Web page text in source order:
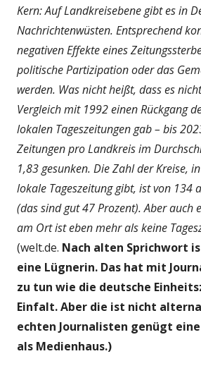
Kern: Auf Landkreisebene gibt es in
Nachrichtenwüsten. Entsprechend
negativen Effekte eines
politische Partizipation oder das
werden. Was nicht heißt, dass es
Vergleich mit 1992 einen Rückgang
lokalen Tageszeitungen gab – bis
Zeitungen pro Landkreis im
1,83 gesunken. Die Zahl der Kreise,
lokale Tageszeitung gibt, ist von 134
(das sind gut 47 Prozent). Aber auch
am Ort ist eben mehr als keine
(welt.de. Nach alten Sprichwort
eine Lügnerin. Das hat mit
zu tun wie die deutsche
Einfalt. Aber die ist nicht
echten Journalisten genügt
als Medienhaus.)